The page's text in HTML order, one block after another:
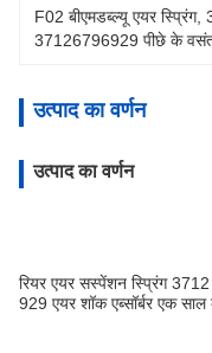
F02 बीएमडब्ल्यू एयर स्प्रिंग,
37126796929 पीछे के
उत्पाद का वर्णन
उत्पाद का वर्णन
रियर एयर सस्पेंशन स्प्रिंग
929 एयर शॉक एब्सॉर्बर एक साल